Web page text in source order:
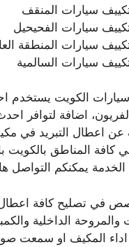
سيارات المنقف
سيارات الفحيحيل
سيارات المنطقة
سيارات السالمية
الكويت يستخدم
اضافة لتوافر
اعطال التبريد في
كافة المناطق بالكويت
يمكنكم التواصل
في تصليح كافة اعطال
الداخلية
المكيف او سمعت